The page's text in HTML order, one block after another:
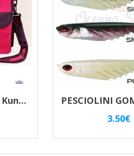
Borsa Tracolla Kali Kunnan ” Base Spining ” Con Borsa Stagna Estraibile.
3.50€